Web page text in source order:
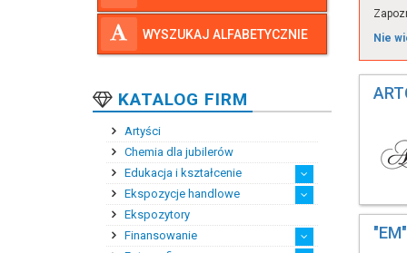
WYSZUKAJ ALFABETYCZNIE
KATALOG FIRM
Artyści
Chemia dla jubilerów
Edukacja i kształcenie
Kształcenie podyplomowe
Kursy i szkolenia zawo...
Praktyki i staże zawodowe
Szkoły zawodowe
Wyższe szkoły zawodowe
Zagraniczne szkoły bra...
Średnie szkoły zawodowe
Ekspozycje handlowe
Ekspozytory reklamowe
Klimatyzacja salonów j...
Meble ekspozycyjne
Oświetlenie ekspozycji...
Systemy przeciwkradzie...
Ekspozytory
Finansowanie
Nie